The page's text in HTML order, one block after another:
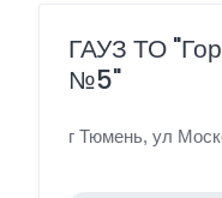
ГАУЗ ТО
№5"
г Тюмень, ул